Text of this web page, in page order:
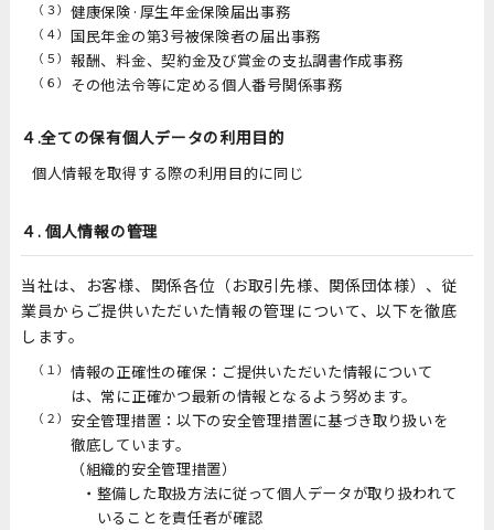
（３）健康保険·厚生年金保険届出事務
（４）国民年金の第3号被保険者の届出事務
（５）報酬、料金、契約金及び賞金の支払調書作成事務
（６） その他法令等に定める個人番号関係事務
４.全ての保有個人データの利用目的
個人情報を取得する際の利用目的に同じ
４. 個人情報の管理
当社は、お客様、関係各位（お取引先様、関係団体様）、従
業員からご提供いただいた情報の管理について、以下を徹底
します。
（１）情報の正確性の確保：ご提供いただいた情報について
は、常に正確かつ最新の情報となるよう努めます。
（２） 安全管理措置：以下の安全管理措置に基づき取り扱いを
徹底しています。
（組織的安全管理措置）
整備した取扱方法に従って個人データが取り扱われて
いることを責任者が確認